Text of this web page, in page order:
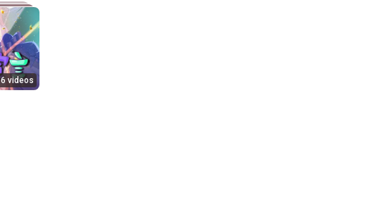
6 videos